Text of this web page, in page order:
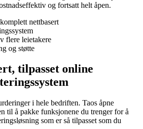
og fortsatt helt åpen.
nettbasert
flere leietakere
og støtte
tilpasset online
i hele bedriften. Taos åpne
til å pakke funksjonene du trenger for å
som er så tilpasset som du